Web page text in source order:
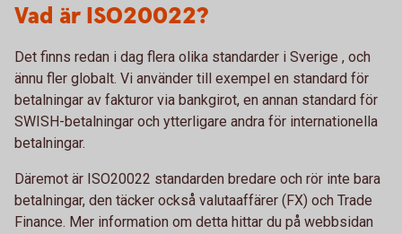
Vad är ISO20022?
Det finns redan i dag flera olika standarder i Sverige , och
ännu fler globalt. Vi använder till exempel en standard för
betalningar av fakturor via bankgirot, en annan standard för
SWISH-betalningar och ytterligare andra för internationella
betalningar.
Däremot är ISO20022 standarden bredare och rör inte bara
betalningar, den täcker också valutaaffärer (FX) och Trade
Finance. Mer information om detta hittar du på webbsidan